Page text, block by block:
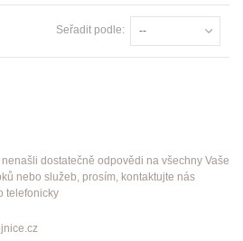
Seřadit podle: --
dostatečně odpovědi na všechny Vaše
nebo služeb, prosím, kontaktujte nás
telefonicky